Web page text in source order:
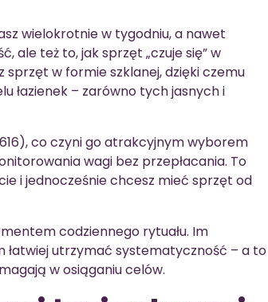
wielokrotnie w tygodniu, a nawet
ale też to, jak sprzęt „czuje się” w
sprzęt w formie szklanej, dzięki czemu
łazienek – zarówno tych jasnych i
co czyni go atrakcyjnym wyborem
wagi bez przepłacania. To
i jednocześnie chcesz mieć sprzęt od
codziennego rytuału. Im
łatwiej utrzymać systematyczność – a to
w osiąganiu celów.